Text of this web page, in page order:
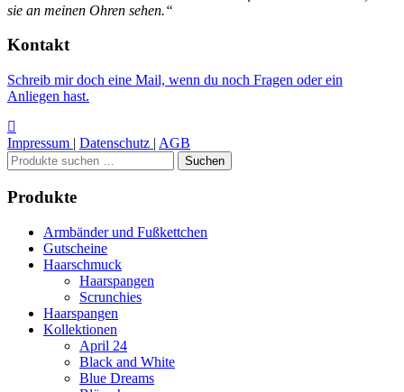
sie an meinen Ohren sehen.“
Kontakt
Schreib mir doch eine Mail, wenn du noch Fragen oder ein
Anliegen hast.
Impressum | Datenschutz | AGB
Suchen
nach:
Suchen
Produkte
Armbänder und Fußkettchen
Gutscheine
Haarschmuck
Haarspangen
Scrunchies
Haarspangen
Kollektionen
April 24
Black and White
Blue Dreams